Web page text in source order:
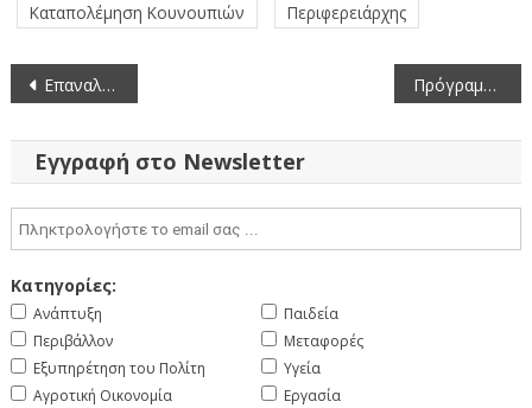
Καταπολέμηση Κουνουπιών
Περιφερειάρχης
Πλοήγηση
άρθρων
Επαναληπτικός Διαγωνισμός – Παροχή υπηρεσιών κατεδάφισης τριών (3) κτηνοτροφικών μονάδων στην περιοχή του Νέου Οικισμού Κομάνου Πρόγραμμα εκδηλώσεων μνήμης της Γενοκτονίας των Ελλήνων της Μικράς Ασίας από το Τουρκικό Κράτος (17-9-2023)
Εγγραφή στο Newsletter
Κατηγορίες:
Ανάπτυξη
Περιβάλλον
Εξυπηρέτηση του Πολίτη
Αγροτική Οικονομία
Παιδεία
Μεταφορές
Υγεία
Εργασία